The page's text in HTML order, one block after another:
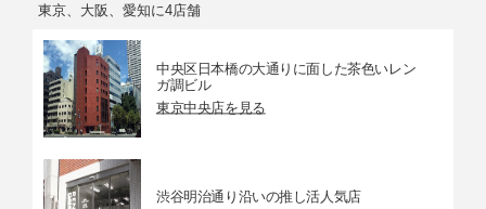
東京、大阪、愛知に4店舗
中央区日本橋の大通りに面した茶色いレン
ガ調ビル
東京中央店を見る
渋谷明治通り沿いの推し活人気店